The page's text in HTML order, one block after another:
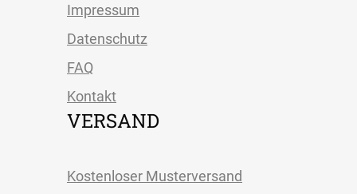
Impressum
Datenschutz
FAQ
Kontakt
VERSAND
Kostenloser Musterversand